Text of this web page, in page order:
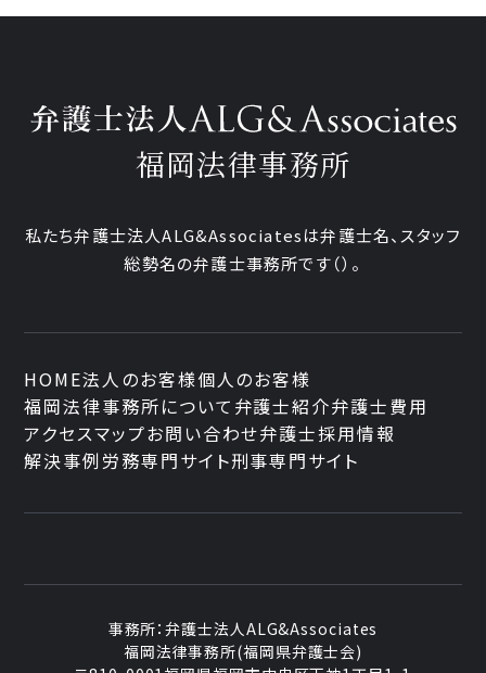
福岡法律事務所
私たち弁護士法人ALG&Associatesは弁護士名、スタッフ
総勢名の弁護士事務所です（）。
HOME法人のお客様個人のお客様
福岡法律事務所について 弁護士紹介弁護士費用
アクセスマップお問い合わせ弁護士採用情報
解決事例労務専門サイト刑事専門サイト
事務所：弁護士法人ALG&Associates
福岡法律事務所(福岡県弁護士会)